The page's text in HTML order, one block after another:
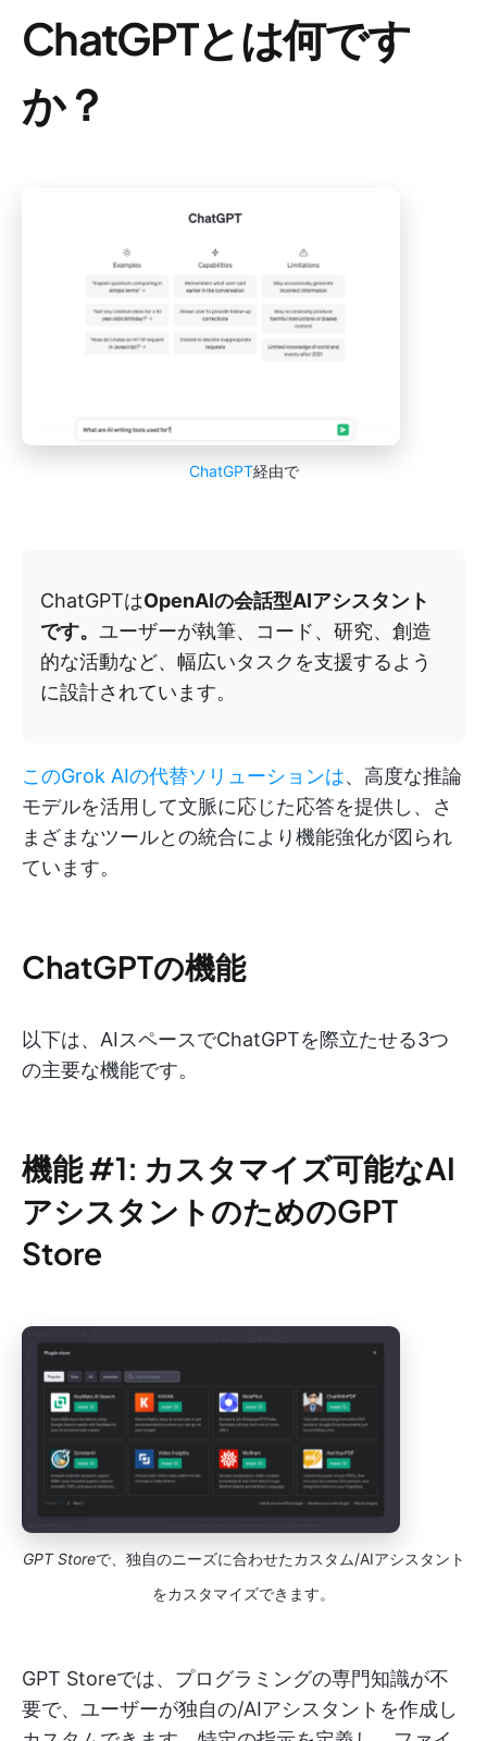
ChatGPTとは何です
か？
ChatGPT経由で
ChatGPTはOpenAIの会話型AIアシスタント
です。 ユーザーが執筆、コード、研究、創造
的な活動など、幅広いタスクを支援するよう
に設計されています。
このGrok AIの代替ソリューションは、高度な推論
モデルを活用して文脈に応じた応答を提供し、さ
まざまなツールとの統合により機能強化が図られ
ています。
ChatGPTの機能
以下は、AIスペースでChatGPTを際立たせる3つ
の主要な機能です。
機能 #1: カスタマイズ可能なAI
アシスタントのためのGPT
Store
GPT Storeで、独自のニーズに合わせたカスタム/AIアシスタント
をカスタマイズできます。
GPT Storeでは、プログラミングの専門知識が不
要で、ユーザーが独自の/AIアシスタントを作成し